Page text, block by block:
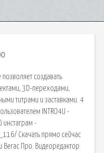
создавать
3D-переходами,
титрами и заставками. 4
INTRO4U -
инстаграм -
Скачать прямо сейчас
Вегас Про. Видеоредактор